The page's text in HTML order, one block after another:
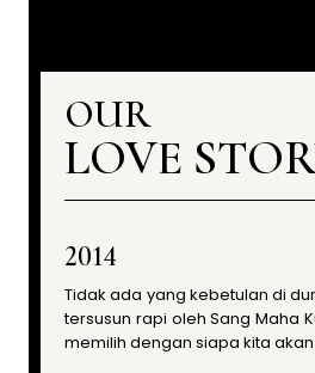
OUR
LOVE
2014
Tidak ada yang kebetulan di
tersusun rapi oleh Sang Maha
memilih dengan siapa kita